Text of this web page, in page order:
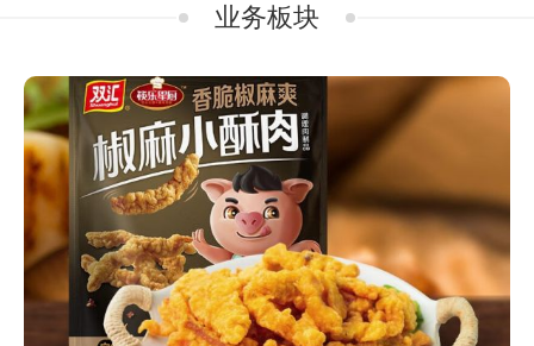
块
品
牌
业务板块